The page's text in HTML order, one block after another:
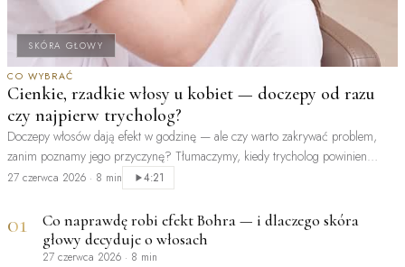
SKÓRA GŁOWY
CO WYBRAĆ
Cienkie, rzadkie włosy u kobiet — doczepy od razu
czy najpierw trycholog?
Doczepy włosów dają efekt w godzinę — ale czy warto zakrywać problem,
zanim poznamy jego przyczynę? Tłumaczymy, kiedy trycholog powinien
być…
27 czerwca 2026 · 8 min 4:21
01
Co naprawdę robi efekt Bohra — i dlaczego skóra
głowy decyduje o włosach
27 czerwca 2026 · 8 min